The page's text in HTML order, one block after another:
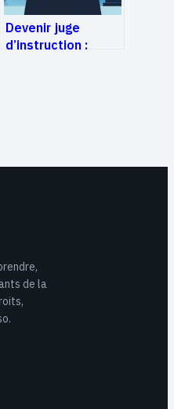
Devenir juge
d’instruction :
de la